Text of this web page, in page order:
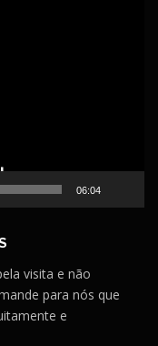
06:04
visita e não
para nós que
e